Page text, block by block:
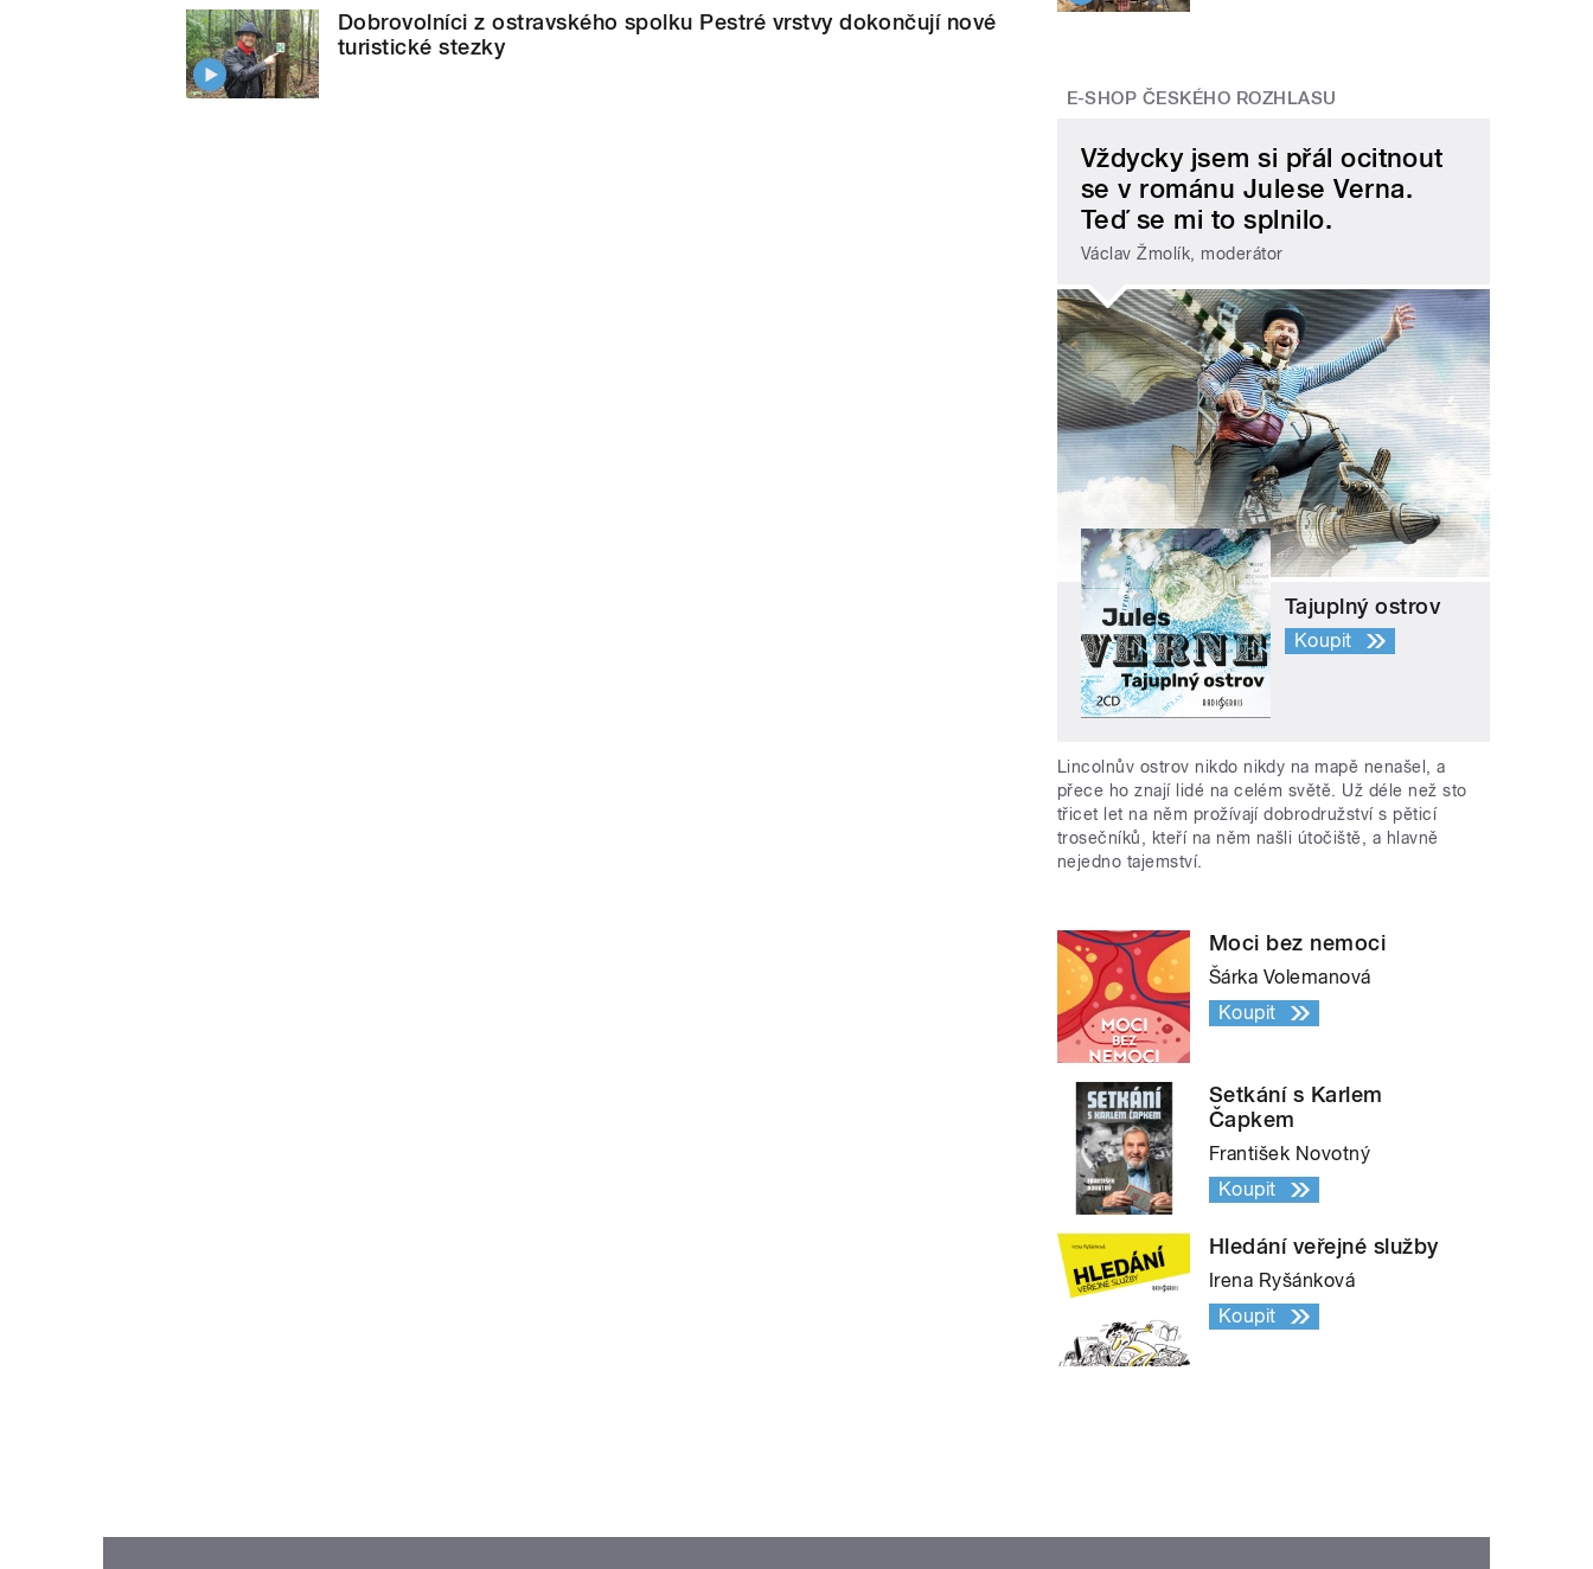
Dobrovolníci z ostravského spolku Pestré vrstvy dokončují nové
turistické stezky
E-SHOP ČESKÉHO ROZHLASU
Vždycky jsem si přál ocitnout
se v románu Julese Verna.
Teď se mi to splnilo.
Václav Žmolík, moderátor
Tajuplný ostrov
Koupit
Lincolnův ostrov nikdo nikdy na mapě nenašel, a
přece ho znají lidé na celém světě. Už déle než sto
třicet let na něm prožívají dobrodružství s pěticí
trosečníků, kteří na něm našli útočiště, a hlavně
nejedno tajemství.
Moci bez nemoci
Šárka Volemanová
Koupit
Setkání s Karlem
Čapkem
František Novotný
Koupit
Hledání veřejné služby
Irena Ryšánková
Koupit